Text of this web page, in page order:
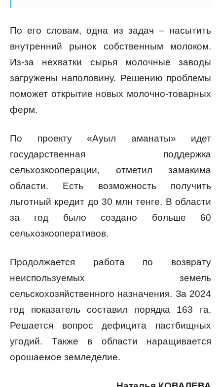
По его словам, одна из задач – насытить
внутренний рынок собственным молоком.
Из-за нехватки сырья молочные заводы
загружены наполовину. Решению проблемы
поможет открытие новых молочно-товарных
ферм.
По проекту «Ауыл аманаты» идет
государственная поддержка
сельхозкооперации, отметил замакима
области. Есть возможность получить
льготный кредит до 30 млн тенге. В области
за год было создано больше 60
сельхозкооперативов.
Продолжается работа по возврату
неиспользуемых земель
сельскохозяйственного назначения. За 2024
год показатель составил порядка 163 га.
Решается вопрос дефицита пастбищных
угодий. Также в области наращивается
орошаемое земледелие.